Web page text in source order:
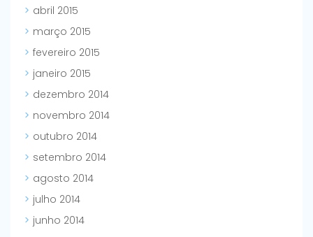
abril 2015
março 2015
fevereiro 2015
janeiro 2015
dezembro 2014
novembro 2014
outubro 2014
setembro 2014
agosto 2014
julho 2014
junho 2014